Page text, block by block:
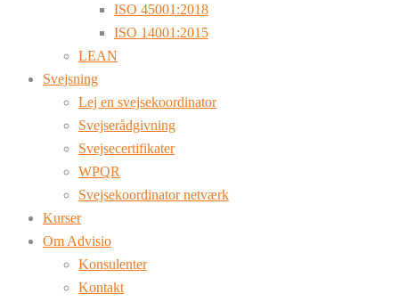
ISO 45001:2018
ISO 14001:2015
LEAN
Svejsning
Lej en svejsekoordinator
Svejserådgivning
Svejsecertifikater
WPQR
Svejsekoordinator netværk
Kurser
Om Advisio
Konsulenter
Kontakt